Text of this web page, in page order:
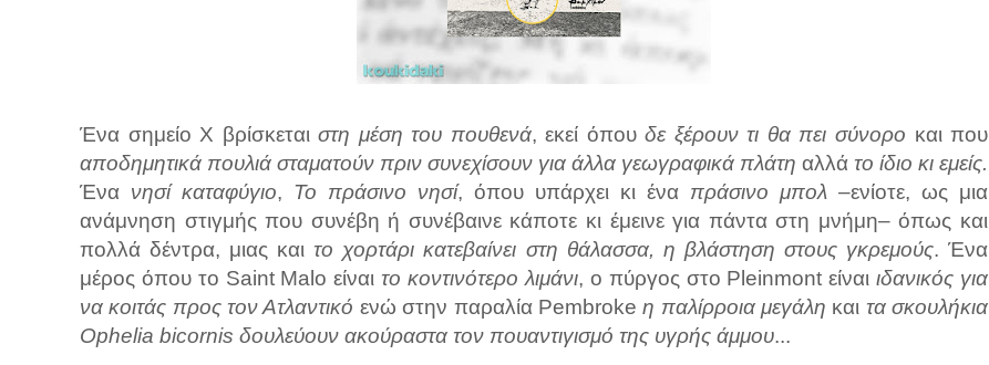
Ένα σημείο Χ βρίσκεταιστη μέση του πουθενά, εκεί όπουδε ξέρουν τι θα πει σύνορο και που
αποδημητικά πουλιά σταματούν πριν συνεχίσουν για άλλα γεωγραφικά πλάτη αλλά το ίδιο κι εμείς.
Ένα νησί καταφύγιο, Το πράσινο νησί, όπου υπάρχει κι ένα πράσινο μπολ –ενίοτε, ως μια
ανάμνηση στιγμής που συνέβη ή συνέβαινε κάποτε κι έμεινε για πάντα στη μνήμη– όπως και
πολλά δέντρα, μιας και το χορτάρι κατεβαίνει στη θάλασσα, η βλάστηση στους γκρεμούς. Ένα
μέρος όπου το Saint Malo είναι το κοντινότερο λιμάνι, ο πύργος στο Pleinmont είναιιδανικός για
να κοιτάς προς τον Ατλαντικό ενώ στην παραλία Pembrokeη παλίρροια μεγάλη και τα σκουλήκια
Ophelia bicornis δουλεύουν ακούραστα τον πουαντιγισμό της υγρής άμμου...